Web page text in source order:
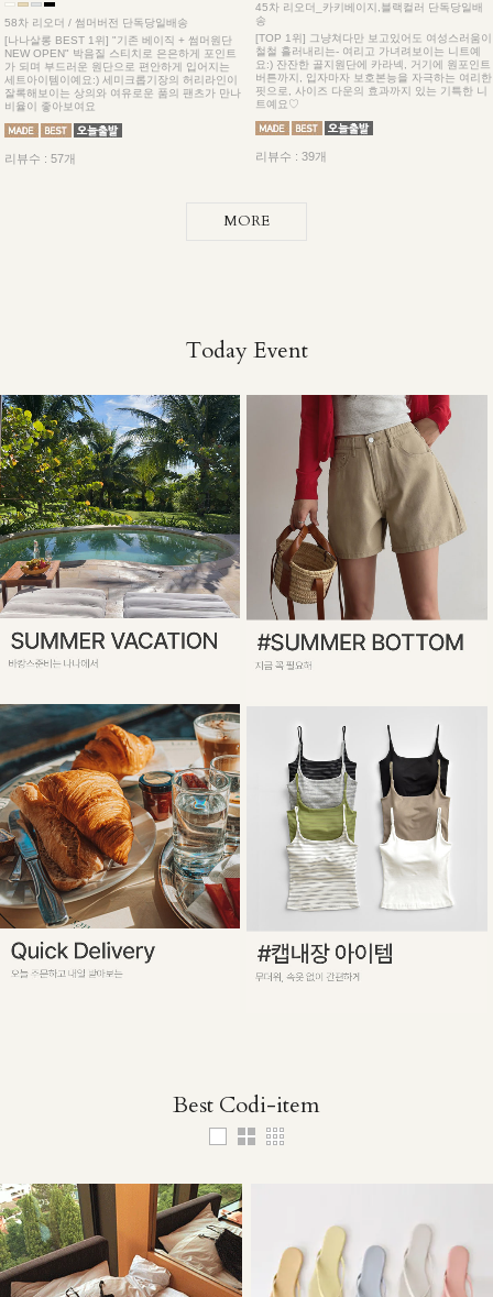
58차 리오더 / 썸머버전 단독당일배송
[나나살롱 BEST 1위] "기존 베이직 + 썸머원단
NEW OPEN" 박음질 스티치로 은은하게 포인트
가 되며 부드러운 원단으로 편안하게 입어지는
세트아이템이예요:) 세미크롭기장의 허리라인이
잘록해보이는 상의와 여유로운 품의 팬츠가 만나
비율이 좋아보여요
리뷰수 : 57개
45차 리오더_카키베이지,블랙컬러 단독당일배
송
[TOP 1위] 그냥쳐다만 보고있어도 여성스러움이
철철 흘러내리는- 여리고 가녀려보이는 니트예
요:) 잔잔한 골지원단에 카라넥, 거기에 원포인트
버튼까지, 입자마자 보호본능을 자극하는 여리한
핏으로, 사이즈 다운의 효과까지 있는 기특한 니
트예요♡
리뷰수 : 39개
MORE
Today Event
Best Codi-item